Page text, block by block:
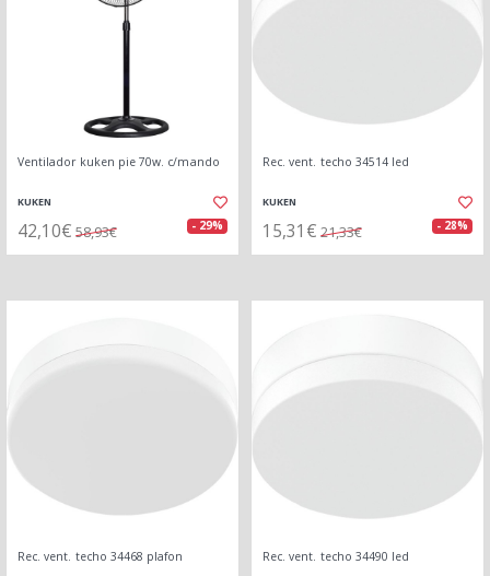
Ventilador kuken pie 70w. c/mando
KUKEN
42,10€ 58,93€ - 29%
Rec. vent. techo 34514 led
KUKEN
15,31€ 21,33€ - 28%
Rec. vent. techo 34468 plafon Rec. vent. techo 34490 led